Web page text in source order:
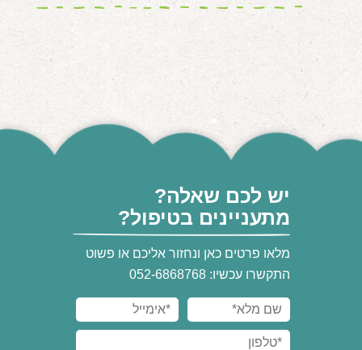
יש לכם שאלה?
מתעניינים בטיפול?
מלאו פרטים כאן ונחזור אליכם או פשוט
התקשרו עכשיו: 052-6868768